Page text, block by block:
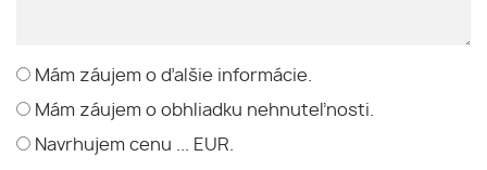
Mám záujem o ďalšie informácie.
Mám záujem o obhliadku nehnuteľnosti.
Navrhujem cenu ... EUR.